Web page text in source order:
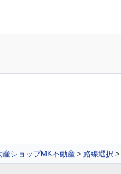
産ショップMK不動産 路線選択